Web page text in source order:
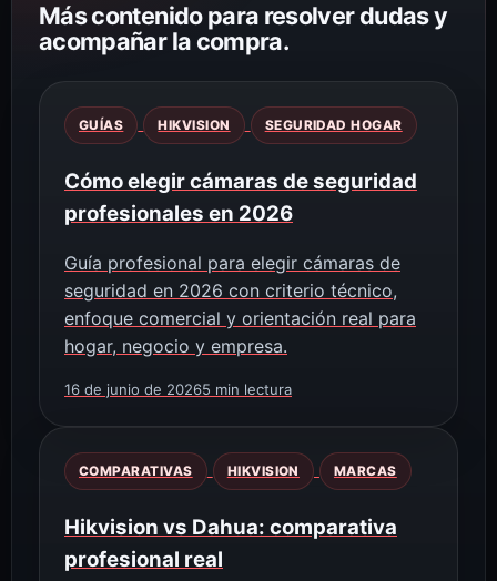
Más contenido para resolver dudas y
acompañar la compra.
GUÍAS HIKVISION SEGURIDAD HOGAR
Cómo elegir cámaras de seguridad
profesionales en 2026
Guía profesional para elegir cámaras de
seguridad en 2026 con criterio técnico,
enfoque comercial y orientación real para
hogar, negocio y empresa.
16 de junio de 20265 min lectura
COMPARATIVAS HIKVISION MARCAS
Hikvision vs Dahua: comparativa
profesional real